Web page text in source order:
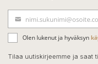
e
b
o
o
ä
h
k
Olen lukenut ja hyväksyn
Tilaa uutiskirjeemme ja saat